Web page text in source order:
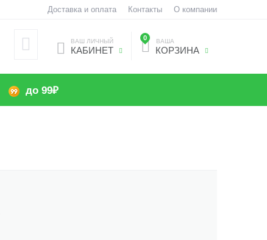
Доставка и оплата Контакты О компании
0 ВАША
КОРЗИНА
ВАШ ЛИЧНЫЙ
КАБИНЕТ
до 99₽